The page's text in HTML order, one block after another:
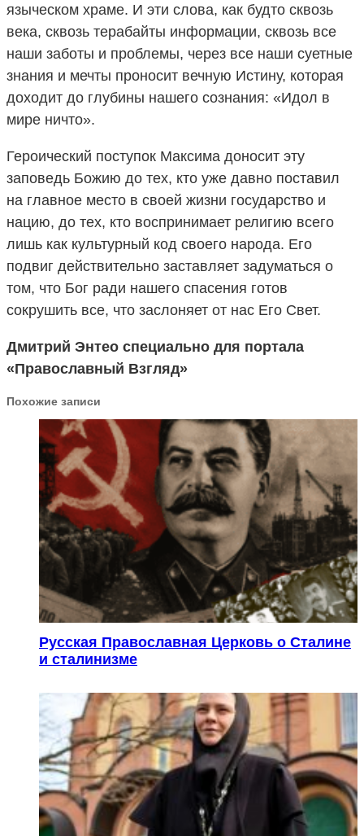
языческом храме. И эти слова, как будто сквозь
века, сквозь терабайты информации, сквозь все
наши заботы и проблемы, через все наши суетные
знания и мечты проносит вечную Истину, которая
доходит до глубины нашего сознания: «Идол в
мире ничто».
Героический поступок Максима доносит эту
заповедь Божию до тех, кто уже давно поставил
на главное место в своей жизни государство и
нацию, до тех, кто воспринимает религию всего
лишь как культурный код своего народа. Его
подвиг действительно заставляет задуматься о
том, что Бог ради нашего спасения готов
сокрушить все, что заслоняет от нас Его Свет.
Дмитрий Энтео специально для портала
«Православный Взгляд»
Похожие записи
Русская Православная Церковь о Сталине
и сталинизме